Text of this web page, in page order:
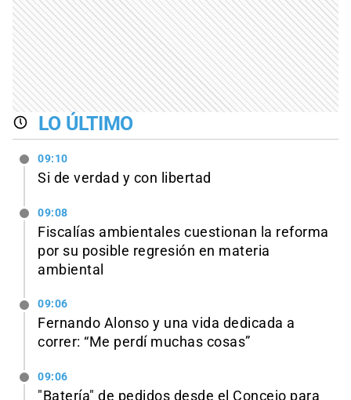
LO ÚLTIMO
09:10
Si de verdad y con libertad
09:08
Fiscalías ambientales cuestionan la reforma
por su posible regresión en materia
ambiental
09:06
Fernando Alonso y una vida dedicada a
correr: “Me perdí muchas cosas”
09:06
"Batería" de pedidos desde el Concejo para